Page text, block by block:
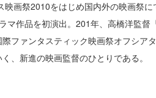
画祭2010をはじめ国内外の映画祭
作品を初演出。201年、高橋洋監
ファンタスティック映画祭オフシ
、新進の映画監督のひとりである。